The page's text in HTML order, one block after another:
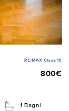
RE/MAX Class 15
800€
1 Bagni